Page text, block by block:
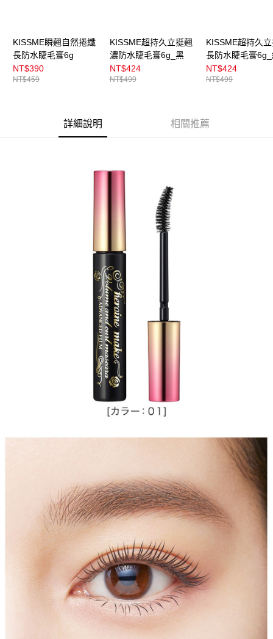
每筆NT$100，滿NT$399(含以上)免運費
KISSME瞬翹自然捲纖
長防水睫毛膏6g
NT$390
NT$459
KISSME超持久立挺翹
濃防水睫毛膏6g_黑
NT$424
NT$499
KISSME超持久
長防水睫毛膏
黑
NT$424
NT$499
詳細說明 相關推薦